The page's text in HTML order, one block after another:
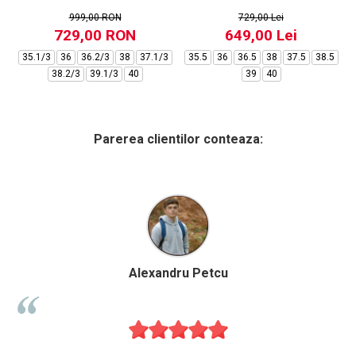
999,00 RON
729,00 RON
35.1/3 36 36.2/3 38
37.1/3
38.2/3
39.1/3 40
729,00 Lei
649,00 Lei
35.5 36 36.5 38 37.5
38.5
39
40
Parerea clientilor conteaza: